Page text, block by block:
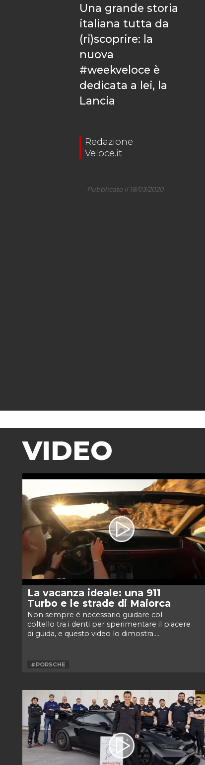
Una grande storia
italiana tutta da
(ri)scoprire: la
nuova
#weekveloce è
dedicata a lei, la
Lancia
Redazione
Veloce.it
Pubblicato il 18/03/2020
VIDEO
La vacanza ideale: una 911
Turbo e le strade di Maiorca
Non sempre è necessario guidare col
coltello tra i denti per sperimentare il piacere
di guida, e questo video lo dimostra....
#PORSCHE